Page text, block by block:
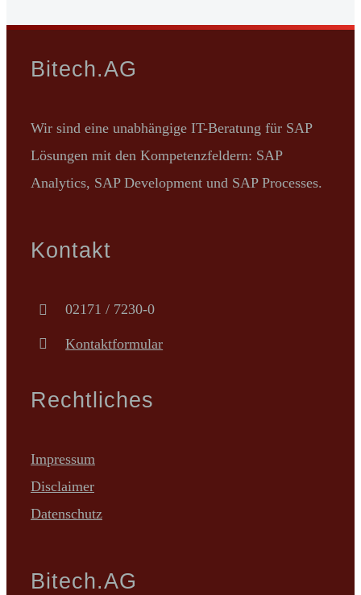
Bitech.AG
Wir sind eine unabhängige IT-Beratung für SAP
Lösungen mit den Kompetenzfeldern: SAP
Analytics, SAP Development und SAP Processes.
Kontakt
02171 / 7230-0
Kontaktformular
Rechtliches
Impressum
Disclaimer
Datenschutz
Bitech.AG